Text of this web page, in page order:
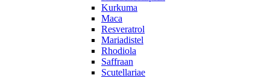
Kurkuma
Maca
Resveratrol
Mariadistel
Rhodiola
Saffraan
Scutellariae